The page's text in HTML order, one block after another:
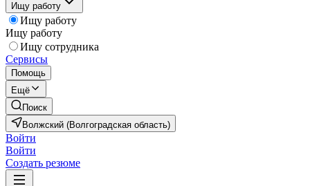
Ищу работу
Ищу работу
Ищу работу
Ищу сотрудника
Сервисы
Помощь
Ещё
Поиск
Волжский (Волгоградская область)
Войти
Войти
Создать резюме